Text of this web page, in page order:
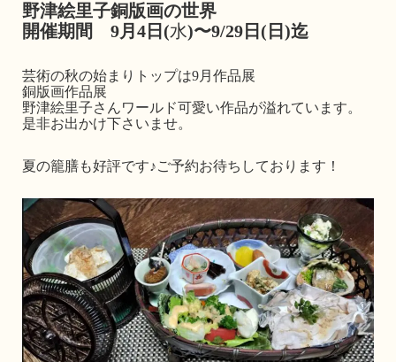
野津絵里子銅版画の世界
開催期間 9月4日(水)〜9/29日(日)迄
芸術の秋の始まりトップは9月作品展
銅版画作品展
野津絵里子さんワールド可愛い作品が溢れています。
是非お出かけ下さいませ。
夏の籠膳も好評です♪ご予約お待ちしております！